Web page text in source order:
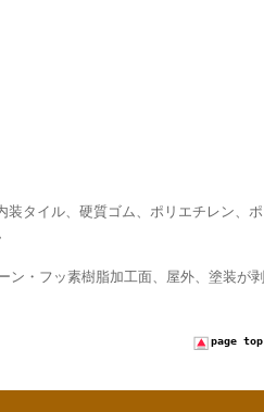
タイル、硬質ゴム、ポリエチレン、ポ
・フッ素樹脂加工面、屋外、塗装が剥
page top